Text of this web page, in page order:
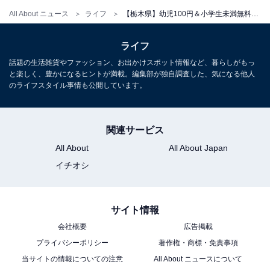
All About ニュース ライフ
大人：500円 / 高校生：300円 / 小・中学生：200円 / 小学
生未満：無料（保護者同伴）
回数券（12枚つづり）：大人5000円 / 高校生3000円 / 小
午前の部：9:30〜12:30 / 午後の部：13:30〜20:30（日
曜・祝日は16:30まで）
栃木県那須郡那須町大字寺子乙2584-6
TEL：0287-72-6788
ライフ
話題の生活雑貨やファッション、お出かけスポット情報など、暮らしがもっ
と楽しく、豊かになるヒントが満載。編集部が独自調査した、気になる他人
のライフスタイル事情も公開しています。
関連サービス
All About
All About Japan
イチオシ
サイト情報
会社概要
広告掲載
プライバシーポリシー
著作権・商標・免責事項
当サイトの情報についての注意
All About ニュースについて